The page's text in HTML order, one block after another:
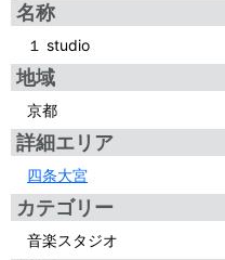
名称
１ studio
地域
京都
詳細エリア
四条大宮
カテゴリー
音楽スタジオ